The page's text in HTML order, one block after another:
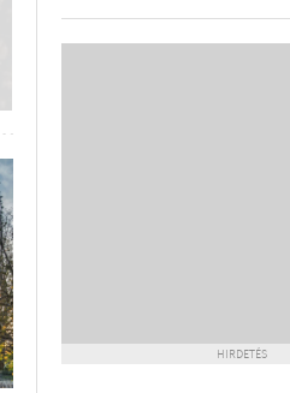
HIRDETÉS